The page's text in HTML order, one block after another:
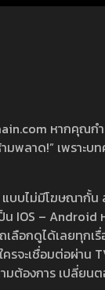
หากคุณก
มพลาด!” เพราะ
บบไม่มีโฆษณากั้
น IOS –
ลือกดูได้เลยทุกเ
รจะเชื่อมต่อผ่าน
มต้องการ เปลี่ยน